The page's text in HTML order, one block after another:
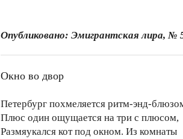
Опубликовано: Эмигрантская лира, №
Окно во двор
Петербург похмеляется ритм-энд-
Плюс один ощущается на три с плюсом,
Размяукался кот под окном. Из комнаты